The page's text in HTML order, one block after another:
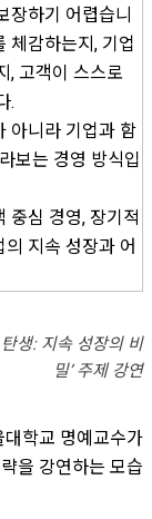
장하기 어렵습니
체감하는지, 기업
, 고객이 스스로
.
아니라 기업과 함
보는 경영 방식입
중심 경영, 장기적
지속 성장과 어
생: 지속 성장의 비
밀’ 주제 강연